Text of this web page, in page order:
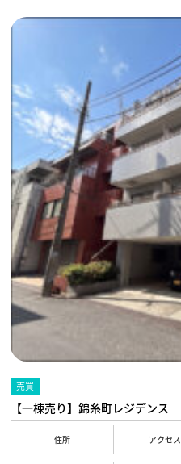
売買
【一棟売り】錦糸町レジデンス
住所 アクセス